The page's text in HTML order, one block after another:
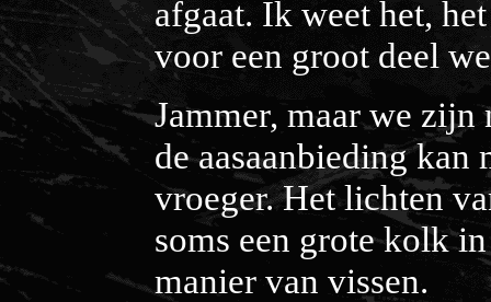
afgaat. Ik weet het,
voor een groot deel
Jammer, maar we zijn
de aasaanbieding
vroeger. Het lichten
soms een grote kolk
manier van vissen.